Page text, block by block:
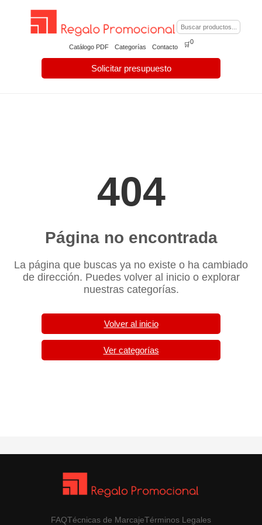
Catálogo PDF Categorías Contacto
Solicitar presupuesto
🛒0
404
Página no encontrada
La página que buscas ya no existe o ha cambiado
de dirección. Puedes volver al inicio o explorar
nuestras categorías.
Volver al inicio
Ver categorías
FAQTécnicas de MarcajeTérminos Legales